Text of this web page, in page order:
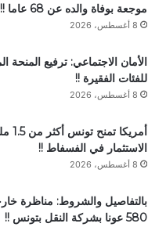
موجعة بوفاة والده عن 68 عاما !!
8 أغسطس، 2026
الأمان الاجتماعي: ترفيع المنحة
للفئات الفقيرة !!
8 أغسطس، 2026
الاستثمار في الفسفاط !!
8 أغسطس، 2026
بالتفاصيل والشروط: مناظرة
580 عونا بشركة النقل بتونس !!